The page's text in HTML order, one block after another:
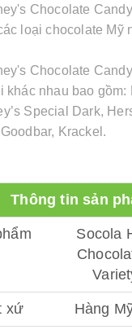
Chocolate
loại chocolate Mỹ
Chocolate
khác nhau bao gồm:
Special Dark,
Krackel.
Thông tin sản
Socola
xứ Hàng